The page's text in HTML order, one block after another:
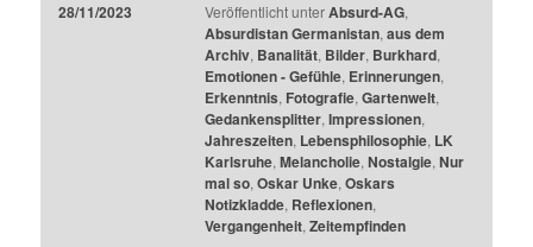
28/11/2023 Veröffentlicht unter Absurd-AG,
Absurdistan Germanistan, aus dem
Archiv, Banalität, Bilder, Burkhard,
Emotionen - Gefühle, Erinnerungen,
Erkenntnis, Fotografie, Gartenwelt,
Gedankensplitter, Impressionen,
Jahreszeiten, Lebensphilosophie, LK
Karlsruhe, Melancholie, Nostalgie, Nur
mal so, Oskar Unke, Oskars
Notizkladde, Reflexionen,
Vergangenheit, Zeitempfinden